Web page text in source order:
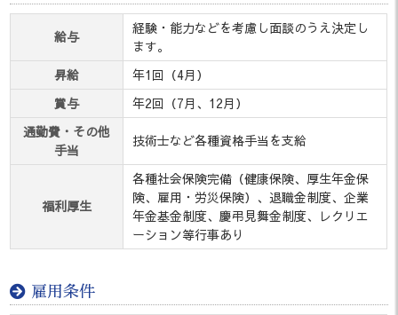
給与
経験・能力などを考慮し面談のうえ決定し
ます。
昇給
年1回（4月）
賞与
年2回（7月、12月）
通勤費・その他
手当
技術士など各種資格手当を支給
福利厚生
各種社会保険完備（健康保険、厚生年金保
険、雇用・労災保険）、退職金制度、企業
年金基金制度、慶弔見舞金制度、レクリエ
ーション等行事あり
雇用条件